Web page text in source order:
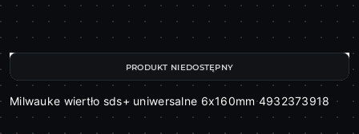
Milwauke wiertło sds+ uniwersalne 6x160mm 4932373918
PRODUKT NIEDOSTĘPNY